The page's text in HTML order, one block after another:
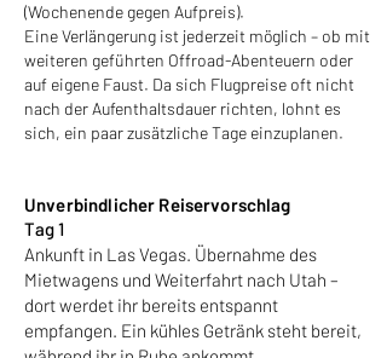
(Wochenende gegen Aufpreis).
Eine Verlängerung ist jederzeit möglich – ob mit
weiteren geführten Offroad-Abenteuern oder
auf eigene Faust. Da sich Flugpreise oft nicht
nach der Aufenthaltsdauer richten, lohnt es
sich, ein paar zusätzliche Tage einzuplanen.
Unverbindlicher Reiservorschlag
Tag 1
Ankunft in Las Vegas. Übernahme des
Mietwagens und Weiterfahrt nach Utah –
dort werdet ihr bereits entspannt
empfangen. Ein kühles Getränk steht bereit,